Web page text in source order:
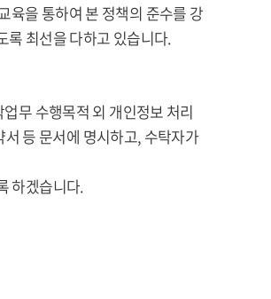
육을 통하여 본 정책의 준수를 강
록 최선을 다하고 있습니다.
무 수행목적 외 개인정보 처리
등 문서에 명시하고, 수탁자가
하겠습니다.